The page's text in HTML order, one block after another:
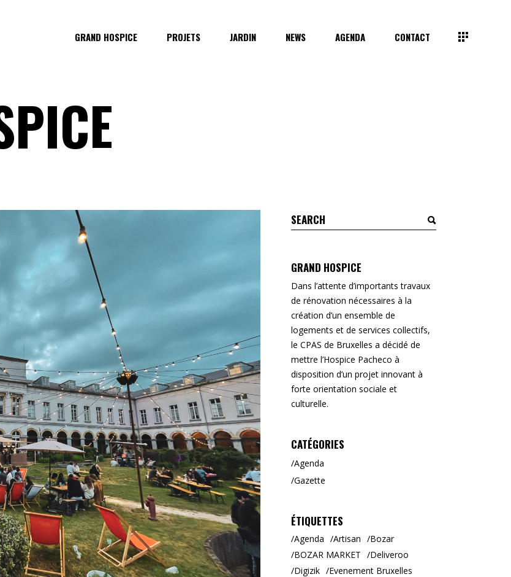
GRAND HOSPICE PROJETS JARDIN NEWS AGENDA CONTACT
Search
for:
GRAND HOSPICE
Dans l’attente d’importants travaux
de rénovation nécessaires à la
création d’un ensemble de
logements et de services collectifs,
le CPAS de Bruxelles a décidé de
mettre l’Hospice Pacheco à
disposition d’un projet innovant à
forte orientation sociale et
culturelle.
CATÉGORIES
Agenda
Gazette
ÉTIQUETTES
Agenda Artisan
Bozar
BOZAR MARKET
Deliveroo
Digizik
Evenement Bruxelles